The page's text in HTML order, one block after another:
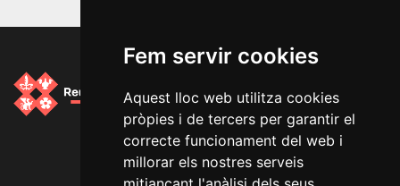
Fem servir cookies
Aquest lloc web utilitza cookies
pròpies i de tercers per garantir el
correcte funcionament del web i
millorar els nostres serveis
Segueix-nos a les xarxes socials